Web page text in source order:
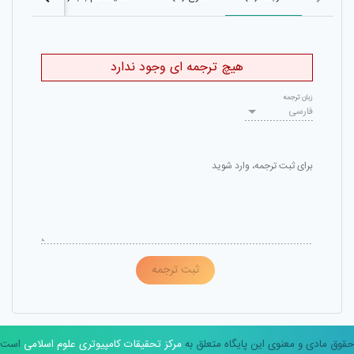
هیچ ترجمه ای وجود ندارد
فارسی
زبان ترجمه
برای ثبت ترجمه، وارد شوید
ثبت ترجمه
حقوق مادی و معنوی این پایگاه متعلق به مرکز تحقیقات کامپیوتری علوم اسلامی است